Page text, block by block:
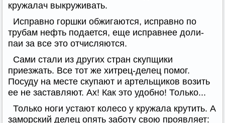
кружалач выкруживать.
Исправно горшки обжигаются, исправно по
трубам нефть подается, еще исправнее доли-
паи за все это отчисляются.
Сами стали из других стран скупщики
приезжать. Все тот же хитрец-делец помог.
Посуду на месте скупают и артельщиков возить
ее не заставляют. Ах! Как это удобно! Только...
Только ноги устают колесо у кружала крутить. А
заморский делец опять заботу свою проявляет: